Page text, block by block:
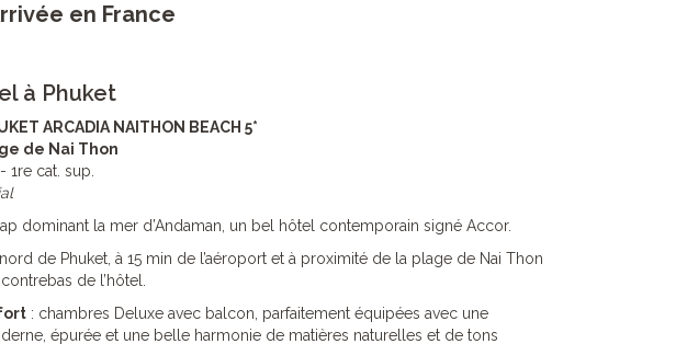
en France
à Phuket
ARCADIA NAITHON BEACH 5*
de Nai Thon
1re cat. sup.
dominant la mer d’Andaman, un bel hôtel contemporain signé Accor.
de Phuket, à 15 min de l’aéroport et à proximité de la plage de Nai Thon
de l’hôtel.
: chambres Deluxe avec balcon, parfaitement équipées avec une
épurée et une belle harmonie de matières naturelles et de tons